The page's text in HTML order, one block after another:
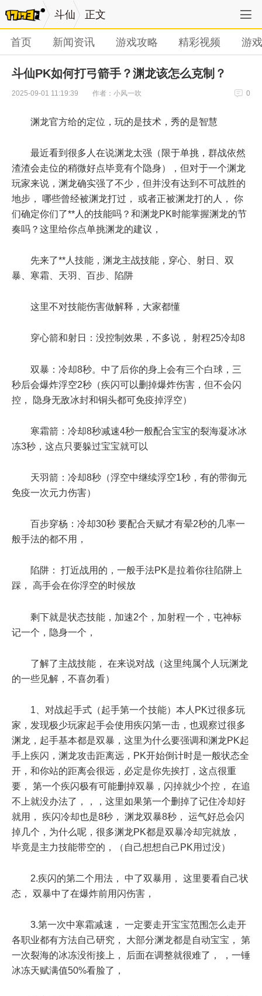
斗仙 正文
首页 新闻资讯 游戏攻略 精彩视频 游
斗仙PK如何打弓箭手？渊龙该怎么克制？
2025-09-01 11:19:39 作者：小风一吹 0
渊龙官方给的定位，玩的是技术，秀的是智慧
最近看到很多人在说渊龙太强（限于单挑，群战依然
渣渣会走位的稍微好点毕竟有个隐身），但对于一个渊龙
玩家来说，渊龙确实强了不少，但并没有达到不可战胜的
地步， 哪些曾经被渊龙打过， 或者正被渊龙打的人， 你
们确定你们了**人的技能吗？和渊龙PK时能掌握渊龙的节
奏吗？这里给你点单挑渊龙的建议，
先来了**人技能，渊龙主战技能，穿心、射日、双
暴、寒霜、天羽、百步、陷阱
这里不对技能伤害做解释，大家都懂
穿心箭和射日：没控制效果，不多说， 射程25冷却8
双暴：冷却8秒。中了后你的身上会有三个白球，三
秒后会爆炸浮空2秒（疾闪可以删掉爆炸伤害，但不会闪
控， 隐身无敌冰封和铜头都可免疫掉浮空）
寒霜箭：冷却8秒减速4秒一般配合宝宝的裂海凝冰冰
冻3秒，这点只要躲过宝宝就可以
天羽箭：冷却8秒（浮空中继续浮空1秒，有的带御元
免疫一次元力伤害）
百步穿杨：冷却30秒 要配合天赋才有晕2秒的几率一
般手法的都不用，
陷阱： 打近战用的，一般手法PK是拉着你往陷阱上
踩， 高手会在你浮空的时候放
剩下就是状态技能，加速2个，加射程一个，屯神标
记一个，隐身一个，
了解了主战技能， 在来说对战（这里纯属个人玩渊龙
的一些见解，不喜勿看）
1、对战起手式（起手第一个技能）本人PK过很多玩
家，发现极少玩家起手会使用疾闪第一击，也观察过很多
渊龙，起手基本都是双暴，这里为什么要强调和渊龙PK起
手上疾闪，渊龙攻击距离远，PK开始倒计时是一般状态全
开，和你站的距离会很远，必定是你先挨打，这点很重
要， 第一个疾闪极有可能删掉双暴，闪掉就少个控， 在追
不上就没办法了，，，这里如果第一个删掉了记住冷却好
就用， 疾闪冷却也是8秒， 渊龙双暴8秒， 运气好总会闪
掉几个，为什么呢，很多渊龙PK都是双暴冷却完就放，
毕竟是主力技能带空的，（自己想想自己PK用过没）
2.疾闪的第二个用法， 中了双暴用， 这里要看自己状
态， 双暴中了在爆炸前用闪伤害，
3.第一次中寒霜减速， 一定要走开宝宝范围怎么走开
各职业都有方法自己研究， 大部分渊龙都是自动宝宝， 第
一次裂海的冰冻没衔接上， 后面在调整就很难了， ，一锤
冰冻天赋满值50%看脸了，